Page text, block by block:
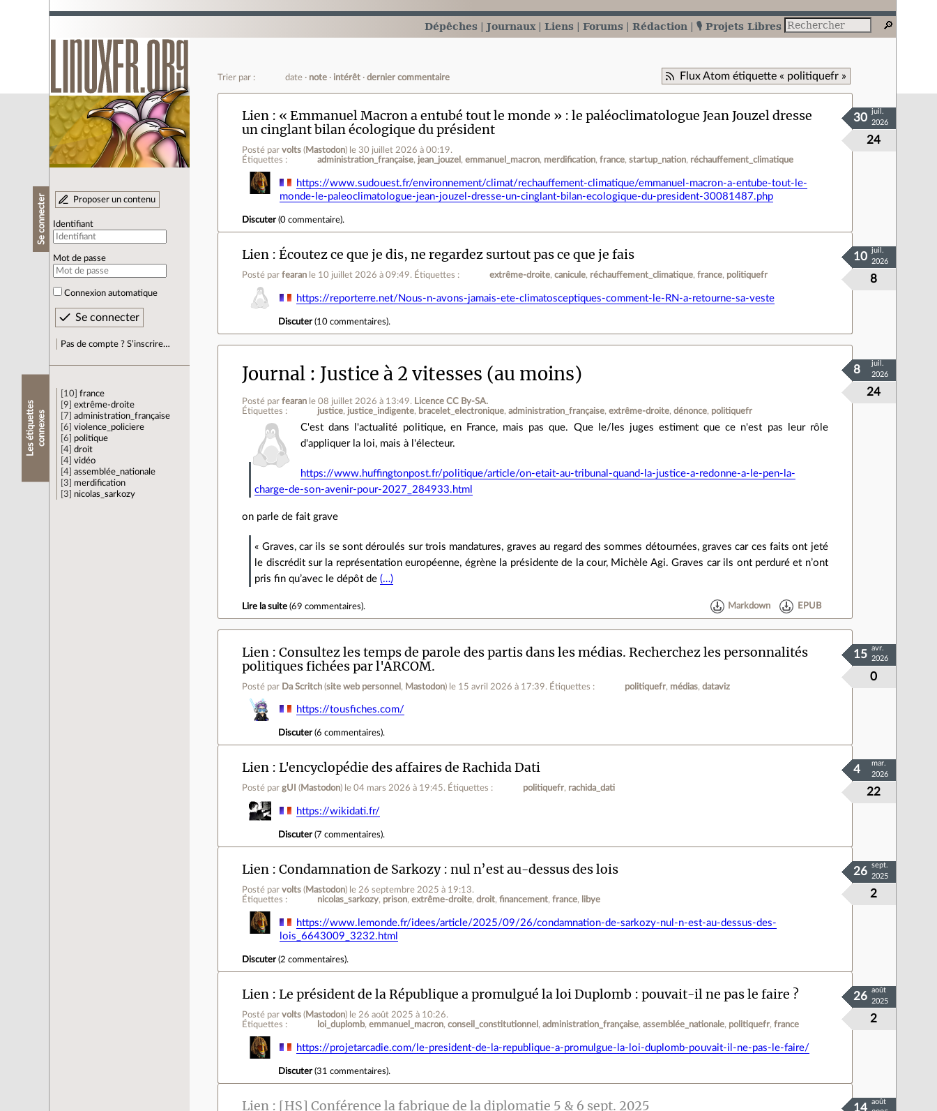
Dépêches Journaux Liens Forums Rédaction 🎙️ Projets Libres
Se connecter Proposer un contenu
Identifiant
Mot de passe
Connexion automatique
Pas de compte ? S’inscrire…
L
e
s
é
t
i
q
u
e
tt
e
s
c
o
n
n
e
x
es
10
france
9
extrême-droite
7
administration_française
6
violence_policiere
6
politique
4
droit
4
vidéo
4
assemblée_nationale
3
merdification
3
nicolas_sarkozy
Flux Atom étiquette « politiquefr »
Trier par : date note intérêt dernier commentaire
Lien
« Emmanuel Macron a entubé tout le monde » : le paléoclimatologue Jean Jouzel dresse
un cinglant bilan écologique du président
Posté parvolts ( Mastodon) le 30 juillet 2026 à 00:19.
Étiquettes :
administration_française jean_jouzel emmanuel_macron merdification france startup_nation réchauffement_climatique
24
30
juil.
2026
https://www.sudouest.fr/environnement/climat/rechauffement-climatique/emmanuel-macron-a-entube-tout-le-
monde-le-paleoclimatologue-jean-jouzel-dresse-un-cinglant-bilan-ecologique-du-president-30081487.php
Discuter(0 commentaire).
Lien Écoutez ce que je dis, ne regardez surtout pas ce que je fais
Posté parfearan le 10 juillet 2026 à 09:49. Étiquettes : extrême-droite canicule réchauffement_climatique france politiquefr 8
10
juil.
2026
https://reporterre.net/Nous-n-avons-jamais-ete-climatosceptiques-comment-le-RN-a-retourne-sa-veste
Discuter(10 commentaires).
Journal Justice à 2 vitesses (au moins)
Posté parfearan le 08 juillet 2026 à 13:49. Licence CC By‑SA.
Étiquettes :
justice justice_indigente bracelet_electronique administration_française extrême-droite dénonce politiquefr
24
8
juil.
2026
C'est dans l'actualité politique, en France, mais pas que. Que le/les juges estiment que ce n'est pas leur rôle
d'appliquer la loi, mais à l'électeur.
https://www.huffingtonpost.fr/politique/article/on-etait-au-tribunal-quand-la-justice-a-redonne-a-le-pen-la-
charge-de-son-avenir-pour-2027_284933.html
on parle de fait grave
« Graves, car ils se sont déroulés sur trois mandatures, graves au regard des sommes détournées, graves car ces faits ont jeté
le discrédit sur la représentation européenne, égrène la présidente de la cour, Michèle Agi. Graves car ils ont perduré et n’ont
pris fin qu’avec le dépôt de(…)
Lire la suite (69 commentaires). Markdown EPUB
Lien
Consultez les temps de parole des partis dans les médias. Recherchez les personnalités
politiques fichées par l'ARCOM.
Posté par Da Scritch (site web personnel , Mastodon) le 15 avril 2026 à 17:39. Étiquettes : politiquefr médias dataviz
0
15
avr.
2026
https://tousfiches.com/
Discuter(6 commentaires).
Lien L'encyclopédie des affaires de Rachida Dati
Posté pargUI ( Mastodon) le 04 mars 2026 à 19:45. Étiquettes : politiquefr rachida_dati 22
4
mar.
2026
https://wikidati.fr/
Discuter(7 commentaires).
Lien Condamnation de Sarkozy : nul n’est au-dessus des lois
Posté parvolts ( Mastodon) le 26 septembre 2025 à 19:13.
Étiquettes :
nicolas_sarkozy prison extrême-droite droit financement france libye 2
26
sept.
2025
https://www.lemonde.fr/idees/article/2025/09/26/condamnation-de-sarkozy-nul-n-est-au-dessus-des-
lois_6643009_3232.html
Discuter(2 commentaires).
Lien Le président de la République a promulgué la loi Duplomb : pouvait-il ne pas le faire ?
Posté parvolts ( Mastodon) le 26 août 2025 à 10:26.
Étiquettes :
loi_duplomb emmanuel_macron conseil_constitutionnel administration_française assemblée_nationale politiquefr france 2
26
août
2025
https://projetarcadie.com/le-president-de-la-republique-a-promulgue-la-loi-duplomb-pouvait-il-ne-pas-le-faire/
Discuter(31 commentaires).
Lien [HS] Conférence la fabrique de la diplomatie 5 & 6 sept. 2025 14
août